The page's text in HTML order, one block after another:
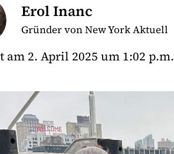
Erol Inanc
Gründer von New York Aktuell
am 2. April 2025 um 1:02 p.m.